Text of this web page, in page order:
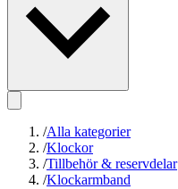
/Alla kategorier
/Klockor
/Tillbehör & reservdelar
/Klockarmband